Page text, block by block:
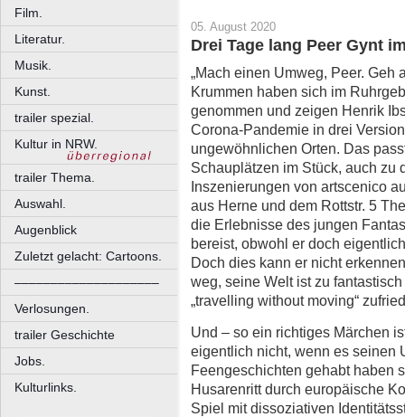
Film.
Literatur.
Musik.
Kunst.
trailer spezial.
Kultur in NRW.
trailer Thema.
Auswahl.
Augenblick
Zuletzt gelacht: Cartoons.
––––––––––––––––––––
Verlosungen.
trailer Geschichte
Jobs.
Kulturlinks.
05. August 2020
Drei Tage lang Peer Gynt
„Mach einen Umweg, Peer. Geh
Krummen haben sich im
genommen und zeigen Henrik
Corona-Pandemie in drei
ungewöhnlichen Orten. Das
Schauplätzen im Stück, auch zu
Inszenierungen von artscenico
aus Herne und dem Rottstr. 5
die Erlebnisse des jungen
bereist, obwohl er doch
Doch dies kann er nicht
weg, seine Welt ist zu
„travelling without moving“
Und – so ein richtiges Märchen
eigentlich nicht, wenn es seinen
Feengeschichten gehabt haben
Husarenritt durch europäische
Spiel mit dissoziativen